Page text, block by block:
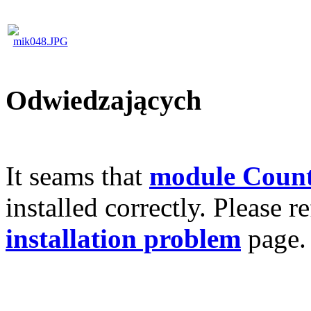
Odwiedzających
It seams that module
installed correctly. Please
installation problem page.